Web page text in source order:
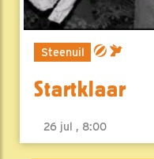
Steenuil
Startklaar
26 jul , 8:00